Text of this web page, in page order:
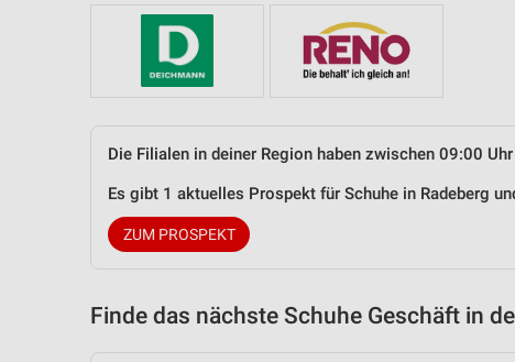
Die Filialen in deiner Region haben zwischen 09:00
Es gibt 1 aktuelles Prospekt für Schuhe in Radeberg
ZUM PROSPEKT
Finde das nächste Schuhe Geschäft in